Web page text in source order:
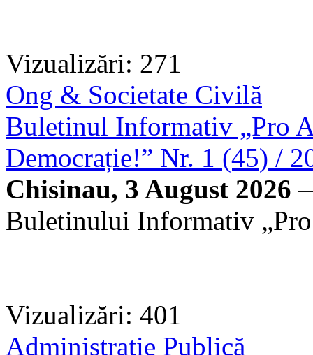
Vizualizări: 271
Ong & Societate Civilă
Buletinul Informativ „Pro
Democrație!” Nr. 1 (45) /
Chisinau, 3 August 2026
Buletinului Informativ
Vizualizări: 401
Administraţie Publică